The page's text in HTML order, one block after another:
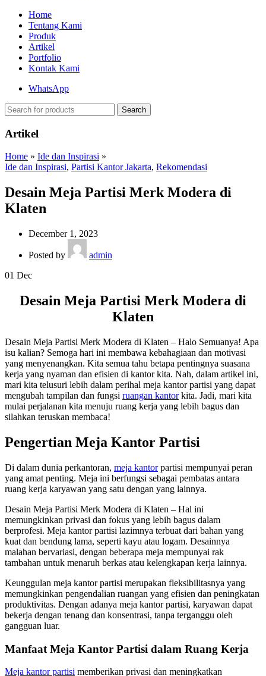
Home
Tentang Kami
Produk
Artikel
Portfolio
Kontak Kami
WhatsApp
Search
Artikel
Home » Ide dan Inspirasi »
Ide dan Inspirasi, Partisi Kantor Jakarta, Rekomendasi
Desain Meja Partisi Merk Modera di
Klaten
December 1, 2023
Posted by
admin
01 Dec
Desain Meja Partisi Merk Modera di
Klaten
Desain Meja Partisi Merk Modera di Klaten – Halo Semuanya! Apa
isu kalian? Semoga hari ini membawa kebahagiaan dan motivasi
yang menyenangkan. Kita semua tahu betapa pentingnya suasana
kerja yang nyaman dan efisien di kantor kita. Nah, dalam artikel ini,
mari kita telusuri lebih dalam perihal meja kantor partisi yang dapat
mengubah tampilan dan fungsi ruangan kantorkita. Jadi, mari kita
mulai perjalanan kita menuju ruang kerja yang lebih bagus dan
silahkan teruskan membaca!
Pengertian Meja Kantor Partisi
Di dalam dunia perkantoran, meja kantorpartisi mempunyai peran
yang amat penting. Meja ini berfungsi sebagai pembatas antara
ruang kerja karyawan yang satu dengan yang lainnya.
Desain Meja Partisi Merk Modera di Klaten – Hal ini
memungkinkan privasi dan fokus yang lebih bagus dalam
berprofesi. Meja kantor partisi lazimnya terbuat dari bahan yang
kuat dan bendung lama, seperti kayu atau logam. Desainnya
malahan bervariasi, dengan beberapa meja mempunyai rak
tambahan untuk menaruh berkas atau kelengkapan kerja lainnya.
Keunggulan meja kantor partisi merupakan fleksibilitasnya yang
memungkinkan pengendalian ruangan yang efisien dan peningkatan
produktivitas. Dengan adanya meja kantor partisi, karyawan dapat
bekerja dengan tenang dan konsentrasi, tanpa terganggu oleh
gangguan luar.
Manfaat Meja Kantor Partisi dalam Ruang Kerja
Meja kantor partisi memberikan privasi dan meningkatkan